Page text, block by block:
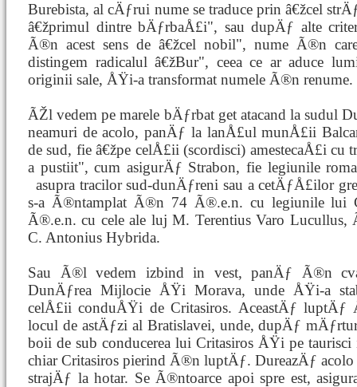
Burebista, al cÄƒrui nume se traduce prin â€žcel
â€žprimul dintre bÄƒrbaÅ£i", sau dupÄƒ alte
Ã®n acest sens de â€žcel nobil", nume Ã®n
distingem radicalul â€žBur", ceea ce ar aduce
originii sale, ÅŸi-a transformat numele Ã®n renume.
ÃŽl vedem pe marele bÄƒrbat get atacand la sudul
neamuri de acolo, panÄƒ la lanÅ£ul munÅ£ii
de sud, fie â€žpe celÅ£ii (scordisci) amestecaÅ£i
a pustiit", cum asigurÄƒ Strabon, fie legiunile
asupra tracilor sud-dunÄƒreni sau a cetÄƒÅ£ilor
s-a Ã®ntamplat Ã®n 74 Ã®.e.n. cu legiunile lui
Ã®.e.n. cu cele ale luj M. Terentius Varo
C. Antonius Hybrida.
Sau Ã®l vedem izbind in vest, panÄƒ Ã®n
DunÄƒrea Mijlocie ÅŸi Morava, unde ÅŸi-a
celÅ£ii conduÅŸi de Critasiros. AceastÄƒ
locul de astÄƒzi al Bratislavei, unde, dupÄƒ
boii de sub conducerea lui Critasiros ÅŸi pe
chiar Critasiros pierind Ã®n luptÄƒ. DureazÄƒ acolo
strajÄƒ la hotar. Se Ã®ntoarce apoi spre est,